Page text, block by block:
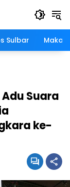
Sulbar
Suara
ke-